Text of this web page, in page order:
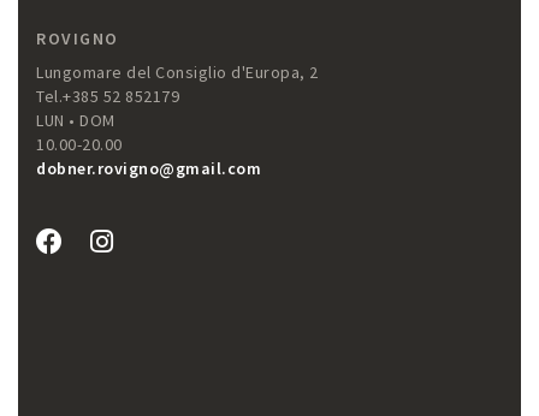
ROVIGNO
Lungomare del Consiglio d'Europa, 2
Tel.+385 52 852179
LUN • DOM
10.00-20.00
dobner.rovigno@gmail.com